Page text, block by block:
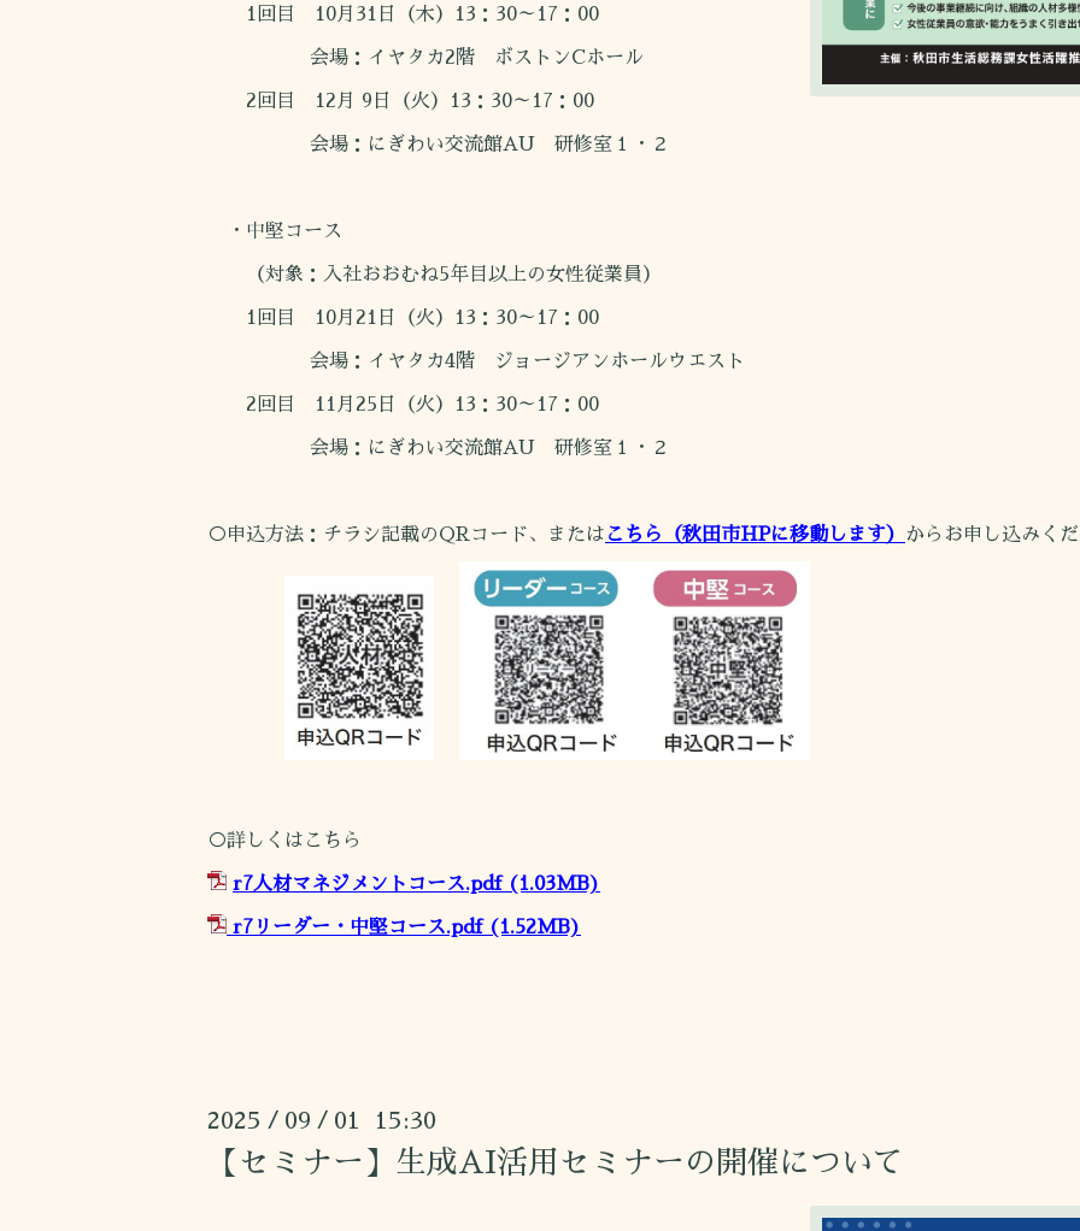
1回目 10月31日（木）13：30～17：00
会場：イヤタカ2階 ボストンCホール
2回目 12月 9日（火）13：30～17：00
会場：にぎわい交流館AU 研修室１・２
・中堅コース
（対象：入社おおむね5年目以上の女性従業員）
1回目 10月21日（火）13：30～17：00
会場：イヤタカ4階 ジョージアンホールウエスト
2回目 11月25日（火）13：30～17：00
会場：にぎわい交流館AU 研修室１・２
○申込方法：チラシ記載のQRコード、または こちら（秋田市HPに移動します） からお申し込みく
○詳しくはこちら
r7人材マネジメントコース.pdf(1.03MB)
r7リーダー・中堅コース.pdf(1.52MB)
2025 / 09 / 01 15:30
【セミナー】生成AI活用セミナーの開催について